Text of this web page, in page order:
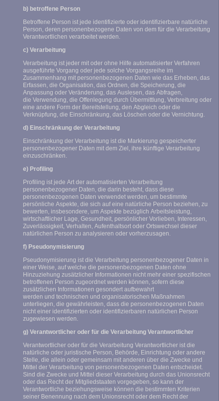
b) betroffene Person
Betroffene Person ist jede identifizierte oder identifizierbare natürliche
Person, deren personenbezogene Daten von dem für die Verarbeitung
Verantwortlichen verarbeitet werden.
c) Verarbeitung
Verarbeitung ist jeder mit oder ohne Hilfe automatisierter Verfahren
ausgeführte Vorgang oder jede solche Vorgangsreihe im
Zusammenhang mit personenbezogenen Daten wie das Erheben, das
Erfassen, die Organisation, das Ordnen, die Speicherung, die
Anpassung oder Veränderung, das Auslesen, das Abfragen,
die Verwendung, die Offenlegung durch Übermittlung, Verbreitung oder
eine andere Form der Bereitstellung, den Abgleich oder die
Verknüpfung, die Einschränkung, das Löschen oder die Vernichtung.
d) Einschränkung der Verarbeitung
Einschränkung der Verarbeitung ist die Markierung gespeicherter
personenbezogener Daten mit dem Ziel, ihre künftige Verarbeitung
einzuschränken.
e) Profiling
Profiling ist jede Art der automatisierten Verarbeitung
personenbezogener Daten, die darin besteht, dass diese
personenbezogenen Daten verwendet werden, um bestimmte
persönliche Aspekte, die sich auf eine natürliche Person beziehen, zu
bewerten, insbesondere, um Aspekte bezüglich Arbeitsleistung,
wirtschaftlicher Lage, Gesundheit, persönlicher Vorlieben, Interessen,
Zuverlässigkeit, Verhalten, Aufenthaltsort oder Ortswechsel dieser
natürlichen Person zu analysieren oder vorherzusagen.
f) Pseudonymisierung
Pseudonymisierung ist die Verarbeitung personenbezogener Daten in
einer Weise, auf welche die personenbezogenen Daten ohne
Hinzuziehung zusätzlicher Informationen nicht mehr einer spezifischen
betroffenen Person zugeordnet werden können, sofern diese
zusätzlichen Informationen gesondert aufbewahrt
werden und technischen und organisatorischen Maßnahmen
unterliegen, die gewährleisten, dass die personenbezogenen Daten
nicht einer identifizierten oder identifizierbaren natürlichen Person
zugewiesen werden.
g) Verantwortlicher oder für die Verarbeitung Verantwortlicher
Verantwortlicher oder für die Verarbeitung Verantwortlicher ist die
natürliche oder juristische Person, Behörde, Einrichtung oder andere
Stelle, die allein oder gemeinsam mit anderen über die Zwecke und
Mittel der Verarbeitung von personenbezogenen Daten entscheidet.
Sind die Zwecke und Mittel dieser Verarbeitung durch das Unionsrecht
oder das Recht der Mitgliedstaaten vorgegeben, so kann der
Verantwortliche beziehungsweise können die bestimmten Kriterien
seiner Benennung nach dem Unionsrecht oder dem Recht der